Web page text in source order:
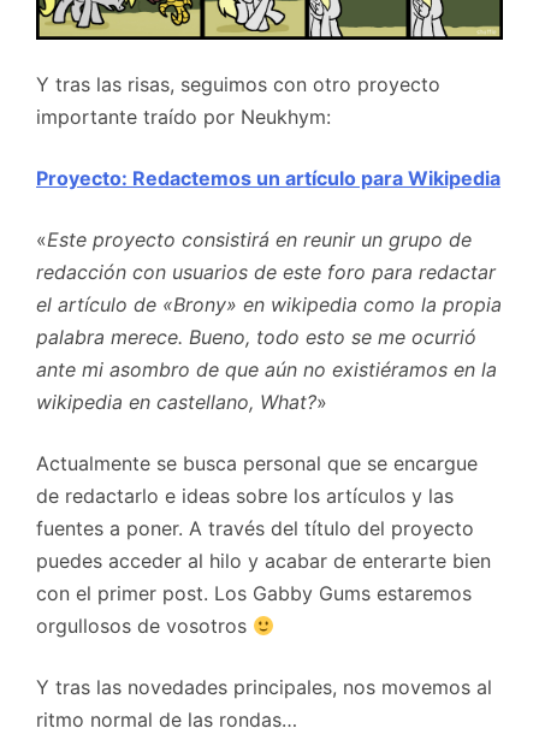
Y tras las risas, seguimos con otro proyecto
importante traído por Neukhym:
Proyecto: Redactemos un artículo para Wikipedia
«Este proyecto consistirá en reunir un grupo de
redacción con usuarios de este foro para redactar
el artículo de «Brony» en wikipedia como la propia
palabra merece. Bueno, todo esto se me ocurrió
ante mi asombro de que aún no existiéramos en la
wikipedia en castellano, What?»
Actualmente se busca personal que se encargue
de redactarlo e ideas sobre los artículos y las
fuentes a poner. A través del título del proyecto
puedes acceder al hilo y acabar de enterarte bien
con el primer post. Los Gabby Gums estaremos
orgullosos de vosotros
Y tras las novedades principales, nos movemos al
ritmo normal de las rondas…